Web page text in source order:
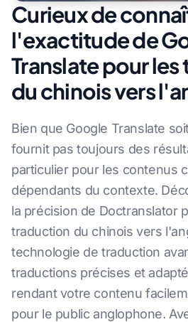
Curieux de
l'exactitude de
Translate pour
du chinois vers
Bien que Google Translate
fournit pas toujours des
particulier pour les contenus
dépendants du contexte.
la précision de Doctranslator
traduction du chinois vers
technologie de traduction
traductions précises et
rendant votre contenu
pour le public anglophone.